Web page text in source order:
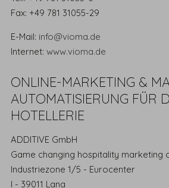
Fax: +49 781 31055-29
E-Mail: info@vioma.de
Internet:www.vioma.de
ONLINE-MARKETING &
AUTOMATISIERUNG FÜR
HOTELLERIE
ADDITIVE GmbH
Game changing hospitality marketing
Industriezone 1/5 - Eurocenter
I - 39011 Lana